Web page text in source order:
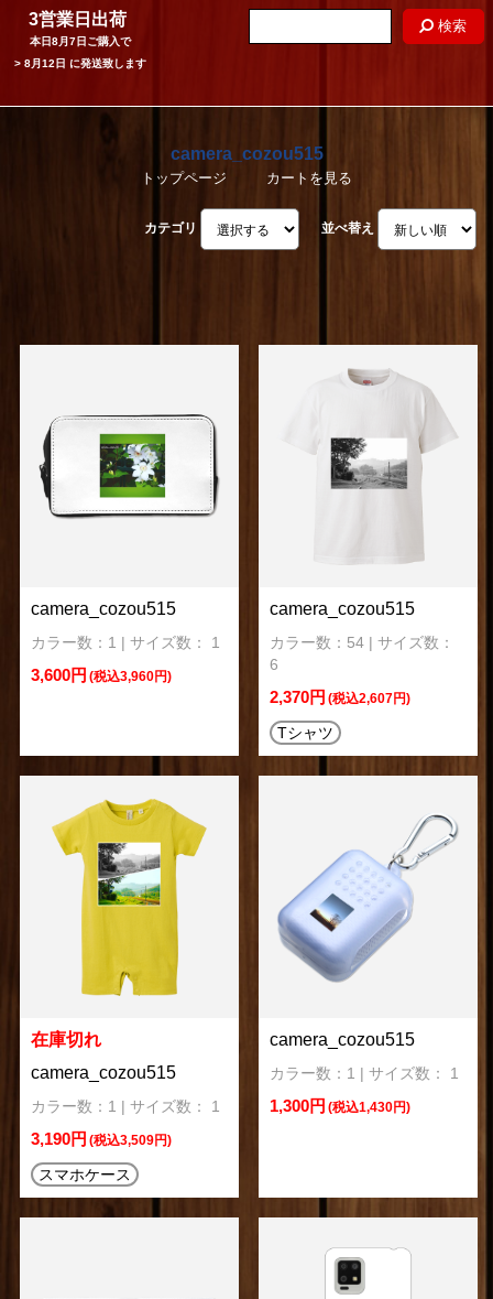
3営業日出荷
本日8月7日 ご購入で
> 8月12日 に発送致します
検索
camera_cozou515
トップページ カートを見る
カテゴリ 並べ替え
camera_cozou515
カラー数：1 | サイズ数： 1
3,600円 (税込3,960円)
camera_cozou515
カラー数：54 | サイズ数：
6
2,370円 (税込2,607円)
Tシャツ
在庫切れ
camera_cozou515
カラー数：1 | サイズ数： 1
3,190円 (税込3,509円)
スマホケース
camera_cozou515
カラー数：1 | サイズ数： 1
1,300円 (税込1,430円)